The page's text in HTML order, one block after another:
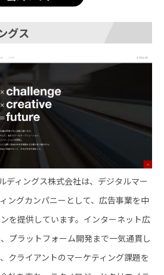
グス
ディングス株式会社は、デジタルマー
ングカンパニーとして、広告事業を中
を提供しています。インターネット広
プラットフォーム開発まで一気通貫し
クライアントのマーケティング課題を